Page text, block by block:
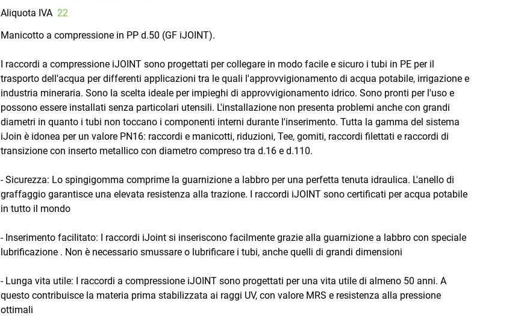
Aliquota IVA 22
Manicotto a compressione in PP d.50 (GF iJOINT).
I raccordi a compressione iJOINT sono progettati per collegare in modo facile e sicuro i tubi in PE per il
trasporto dell'acqua per differenti applicazioni tra le quali l'approvvigionamento di acqua potabile, irrigazione e
industria mineraria. Sono la scelta ideale per impieghi di approvvigionamento idrico. Sono pronti per l'uso e
possono essere installati senza particolari utensili. L'installazione non presenta problemi anche con grandi
diametri in quanto i tubi non toccano i componenti interni durante l'inserimento. Tutta la gamma del sistema
iJoin è idonea per un valore PN16: raccordi e manicotti, riduzioni, Tee, gomiti, raccordi filettati e raccordi di
transizione con inserto metallico con diametro compreso tra d.16 e d.110.
- Sicurezza: Lo spingigomma comprime la guarnizione a labbro per una perfetta tenuta idraulica. L'anello di
graffaggio garantisce una elevata resistenza alla trazione. I raccordi iJOINT sono certificati per acqua potabile
in tutto il mondo
- Inserimento facilitato: I raccordi iJoint si inseriscono facilmente grazie alla guarnizione a labbro con speciale
lubrificazione . Non è necessario smussare o lubrificare i tubi, anche quelli di grandi dimensioni
- Lunga vita utile: I raccordi a compressione iJOINT sono progettati per una vita utile di almeno 50 anni. A
questo contribuisce la materia prima stabilizzata ai raggi UV, con valore MRS e resistenza alla pressione
ottimali